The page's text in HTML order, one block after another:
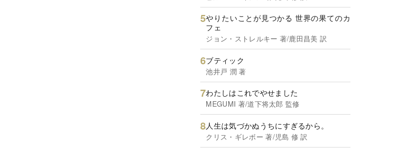
やりたいことが見つかる 世界の果てのカ
フェ
ジョン・ストレルキー 著/鹿田昌美 訳
ブティック
池井戸 潤 著
わたしはこれでやせました
MEGUMI 著/道下将太郎 監修
人生は気づかぬうちにすぎるから。
クリス・ギレボー 著/児島 修 訳